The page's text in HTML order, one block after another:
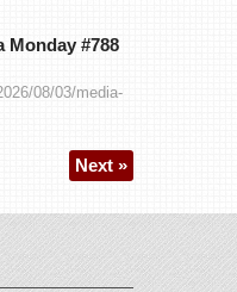
Monday #788
08/03/media-
Next »